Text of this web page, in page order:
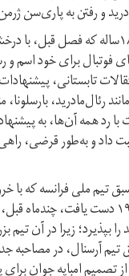
و رفتن به پاری‌سن
کیلیان امباپه، مهاجم ۱۸ساله که
فوتبال برای خود اسم
تابستانی،
رئال‌مادرید،
رد همه آن‌ها، به
داد و به‌طور قرضی،
تیم ملی فرانسه که با
قهرمانی جام‌جهانی ۱۹۹۸ دست یافت،
را بپذیرد؛ زیرا در آن
آرسنال، در مصاحبه